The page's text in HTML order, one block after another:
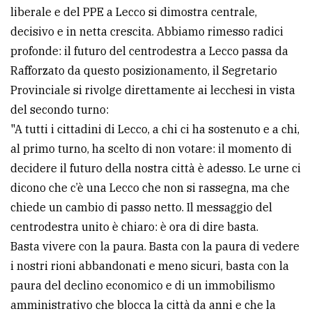
liberale e del PPE a Lecco si dimostra centrale,
decisivo e in netta crescita. Abbiamo rimesso radici
profonde: il futuro del centrodestra a Lecco passa da
Rafforzato da questo posizionamento, il Segretario
Provinciale si rivolge direttamente ai lecchesi in vista
del secondo turno:
"A tutti i cittadini di Lecco, a chi ci ha sostenuto e a chi,
al primo turno, ha scelto di non votare: il momento di
decidere il futuro della nostra città è adesso. Le urne ci
dicono che c’è una Lecco che non si rassegna, ma che
chiede un cambio di passo netto. Il messaggio del
centrodestra unito è chiaro: è ora di dire basta.
Basta vivere con la paura. Basta con la paura di vedere
i nostri rioni abbandonati e meno sicuri, basta con la
paura del declino economico e di un immobilismo
amministrativo che blocca la città da anni e che la